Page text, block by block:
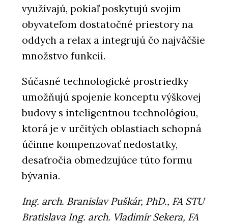
využívajú, pokiaľ poskytujú svojim
obyvateľom dostatočné priestory na
oddych a relax a integrujú čo najväčšie
množstvo funkcií.
Súčasné technologické prostriedky
umožňujú spojenie konceptu výškovej
budovy s inteligentnou technológiou,
ktorá je v určitých oblastiach schopná
účinne kompenzovať nedostatky,
desaťročia obmedzujúce túto formu
bývania.
Ing. arch. Branislav Puškár, PhD., FA STU
Bratislava Ing. arch. Vladimír Sekera, FA